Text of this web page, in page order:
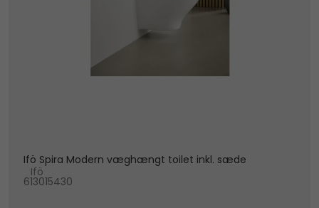
Ifö Spira Modern væghængt toilet inkl. sæde
Ifö
613015430